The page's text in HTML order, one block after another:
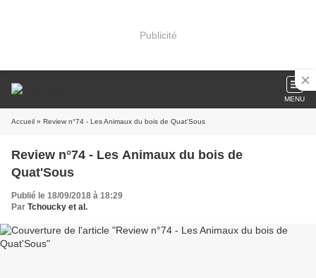
Publicité
MENU
Accueil » Review n°74 - Les Animaux du bois de Quat'Sous
Review n°74 - Les Animaux du bois de
Quat'Sous
Publié le 18/09/2018 à 18:29
Par Tchoucky et al.